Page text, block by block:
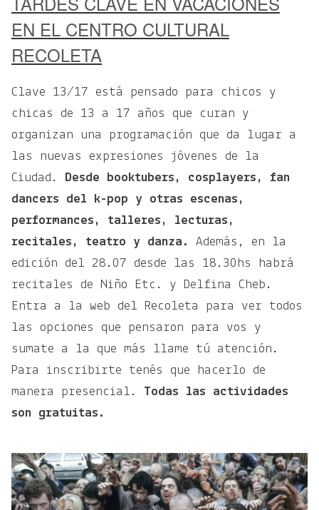
EN EL CENTRO CULTURAL
RECOLETA
Clave 13/17 está pensado para chicos y
chicas de 13 a 17 años que curan y
organizan una programación que da lugar a
las nuevas expresiones jóvenes de la
Ciudad.
Desde booktubers, cosplayers, fan
dancers del k-pop y otras escenas,
performances, talleres, lecturas,
recitales, teatro y danza. Además, en la
edición del 28.07 desde las 18.30hs habrá
recitales de Niño Etc. y Delfina Cheb.
Entra a la web del Recoleta para ver todos
las opciones que pensaron para vos y
sumate a la que más llame tú atención.
Para inscribirte tenés que hacerlo de
manera presencial. Todas las actividades
son gratuitas.